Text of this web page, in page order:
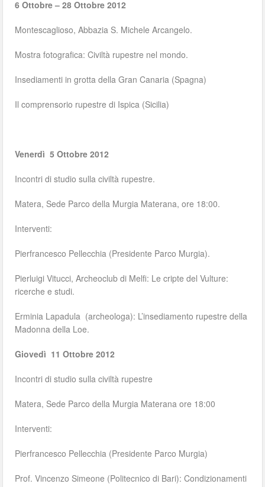
6 Ottobre – 28 Ottobre 2012
Montescaglioso, Abbazia S. Michele Arcangelo.
Mostra fotografica: Civiltà rupestre nel mondo.
Insediamenti in grotta della Gran Canaria (Spagna)
Il comprensorio rupestre di Ispica (Sicilia)
Venerdì 5 Ottobre 2012
Incontri di studio sulla civiltà rupestre.
Matera, Sede Parco della Murgia Materana, ore 18:00.
Interventi:
Pierfrancesco Pellecchia (Presidente Parco Murgia).
Pierluigi Vitucci, Archeoclub di Melfi: Le cripte del Vulture:
ricerche e studi.
Erminia Lapadula (archeologa): L’insediamento rupestre della
Madonna della Loe.
Giovedì 11 Ottobre 2012
Incontri di studio sulla civiltà rupestre
Matera, Sede Parco della Murgia Materana ore 18:00
Interventi:
Pierfrancesco Pellecchia (Presidente Parco Murgia)
Prof. Vincenzo Simeone (Politecnico di Bari): Condizionamenti